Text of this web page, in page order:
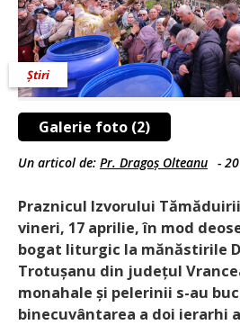
Galerie foto (2)
Știri
Un articol de: Pr. Dragoș Olteanu -
Praznicul Izvorului
vineri, 17 aprilie, în mod
bogat liturgic la mănăstirile
Trotușanu din județul
monahale și pelerinii s-au
binecuvântarea a doi ierarhi